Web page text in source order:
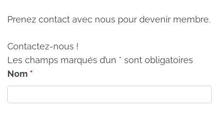
Prenez contact avec nous pour devenir membre.
Contactez-nous !
Les champs marqués d’un * sont obligatoires
Nom *